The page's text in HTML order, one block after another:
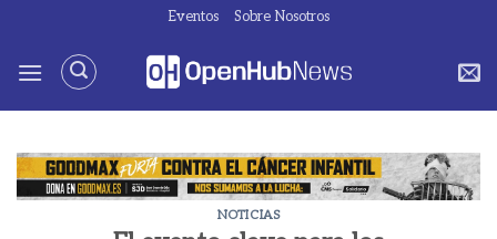
contenido
Eventos Sobre Nosotros
NOTICIAS